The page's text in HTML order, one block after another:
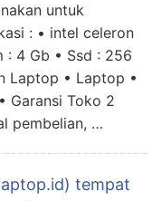
untuk
: • intel celeron
: 4 Gb • Ssd : 256
Laptop • Laptop •
Garansi Toko 2
pembelian, …
tempat